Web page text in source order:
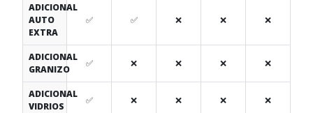
ADICIONAL
AUTO
EXTRA
✅ ✅ ❌ ❌ ❌
ADICIONAL
GRANIZO
✅ ❌ ❌ ❌ ❌
ADICIONAL
VIDRIOS
✅ ❌ ❌ ❌ ❌